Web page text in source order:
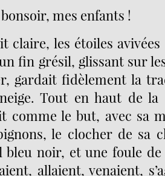
mes enfants !
claire, les étoiles
fin grésil, glissant sur
gardait fidèlement la
Tout en haut de la
comme le but, avec sa
le clocher de sa
bleu noir, et une foule
allaient, venaient,